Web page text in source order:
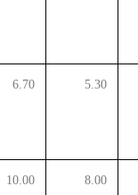
5.30
6.70
8.00
10.00